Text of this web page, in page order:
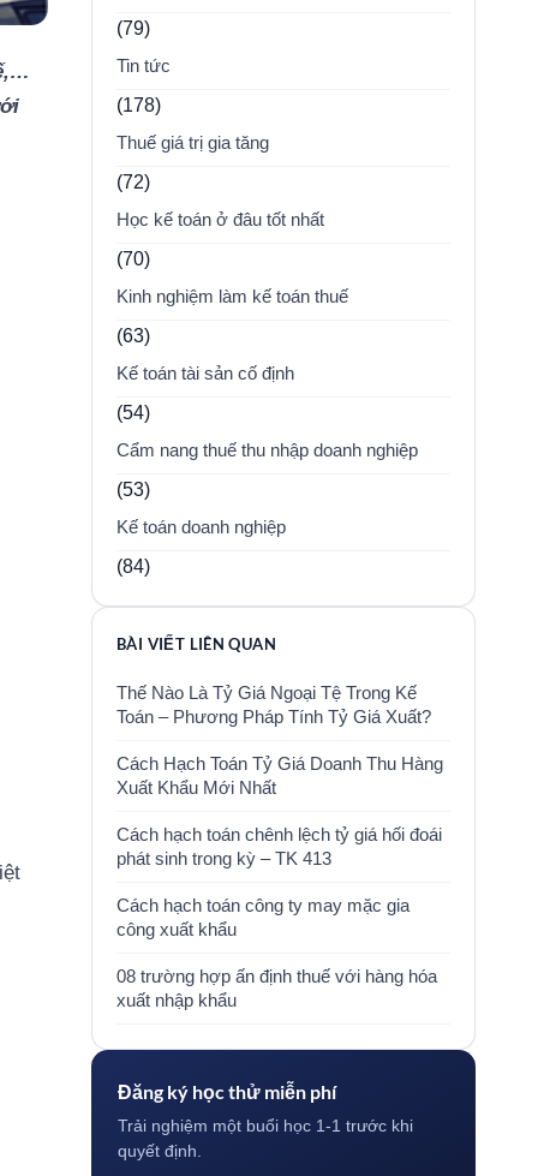
(79)
Tin tức
(178)
Thuế giá trị gia tăng
(72)
Học kế toán ở đâu tốt nhất
(70)
Kinh nghiệm làm kế toán thuế
(63)
Kế toán tài sản cố định
(54)
Cẩm nang thuế thu nhập doanh nghiệp
(53)
Kế toán doanh nghiệp
(84)
BÀI VIẾT LIÊN QUAN
Thế Nào Là Tỷ Giá Ngoại Tệ Trong Kế
Toán – Phương Pháp Tính Tỷ Giá Xuất?
Cách Hạch Toán Tỷ Giá Doanh Thu Hàng
Xuất Khẩu Mới Nhất
Cách hạch toán chênh lệch tỷ giá hối đoái
phát sinh trong kỳ – TK 413
Cách hạch toán công ty may mặc gia
công xuất khẩu
08 trường hợp ấn định thuế với hàng hóa
xuất nhập khẩu
Đăng ký học thử miễn phí
Trải nghiệm một buổi học 1-1 trước khi
quyết định.